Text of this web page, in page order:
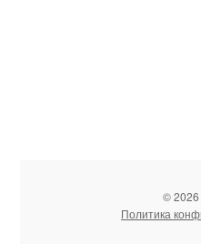
© 2026
Политика